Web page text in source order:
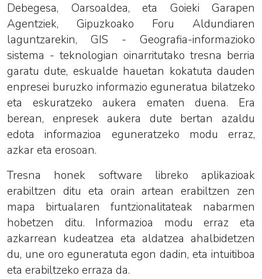
Debegesa, Oarsoaldea, eta Goieki Garapen
Agentziek, Gipuzkoako Foru Aldundiaren
laguntzarekin, GIS - Geografia-informazioko
sistema - teknologian oinarritutako tresna berria
garatu dute, eskualde hauetan kokatuta dauden
enpresei buruzko informazio eguneratua bilatzeko
eta eskuratzeko aukera ematen duena. Era
berean, enpresek aukera dute bertan azaldu
edota informazioa eguneratzeko modu erraz,
azkar eta erosoan.
Tresna honek software libreko aplikazioak
erabiltzen ditu eta orain artean erabiltzen zen
mapa birtualaren funtzionalitateak nabarmen
hobetzen ditu. Informazioa modu erraz eta
azkarrean kudeatzea eta aldatzea ahalbidetzen
du, une oro eguneratuta egon dadin, eta intuitiboa
eta erabiltzeko erraza da.